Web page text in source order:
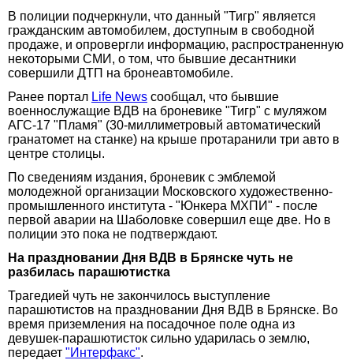
В полиции подчеркнули, что данный "Тигр" является
гражданским автомобилем, доступным в свободной
продаже, и опровергли информацию, распространенную
некоторыми СМИ, о том, что бывшие десантники
совершили ДТП на бронеавтомобиле.
Ранее портал Life News сообщал, что бывшие
военнослужащие ВДВ на броневике "Тигр" с муляжом
АГС-17 "Пламя" (30-миллиметровый автоматический
гранатомет на станке) на крыше протаранили три авто в
центре столицы.
По сведениям издания, броневик с эмблемой
молодежной организации Московского художественно-
промышленного института - "Юнкера МХПИ" - после
первой аварии на Шаболовке совершил еще две. Но в
полиции это пока не подтверждают.
На праздновании Дня ВДВ в Брянске чуть не
разбилась парашютистка
Трагедией чуть не закончилось выступление
парашютистов на праздновании Дня ВДВ в Брянске. Во
время приземления на посадочное поле одна из
девушек-парашютисток сильно ударилась о землю,
передает "Интерфакс".